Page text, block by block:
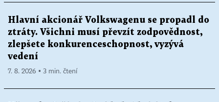
Hlavní akcionář Volkswagenu se propadl do
ztráty. Všichni musí převzít zodpovědnost,
zlepšete konkurenceschopnost, vyzývá
vedení
7. 8. 2026 ▪ 3 min. čtení